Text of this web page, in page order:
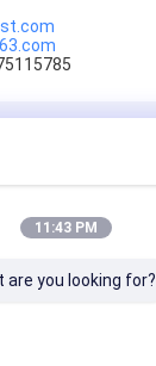
11:43 PM
are you looking for?